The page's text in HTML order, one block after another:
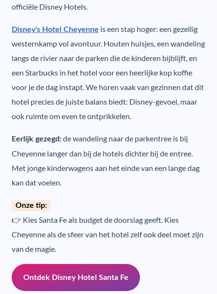
officiële Disney Hotels.
Disney's Hotel Cheyenne is een stap hoger: een gezellig
westernkamp vol avontuur. Houten huisjes, een wandeling
langs de rivier naar de parken die de kinderen bijblijft, en
een Starbucks in het hotel voor een heerlijke kop koffie
voor je de dag instapt. We horen vaak van gezinnen dat dit
hotel precies de juiste balans biedt: Disney-gevoel, maar
ook ruimte om even te ontprikkelen.
Eerlijk gezegd:de wandeling naar de parkentree is bij
Cheyenne langer dan bij de hotels dichter bij de entree.
Met jonge kinderwagens aan het einde van een lange dag
kan dat voelen.
Onze tip:
👉 Kies Santa Fe als budget de doorslag geeft. Kies
Cheyenne als de sfeer van het hotel zelf ook deel moet zijn
van de magie.
Ontdek Disney Hotel Santa Fe